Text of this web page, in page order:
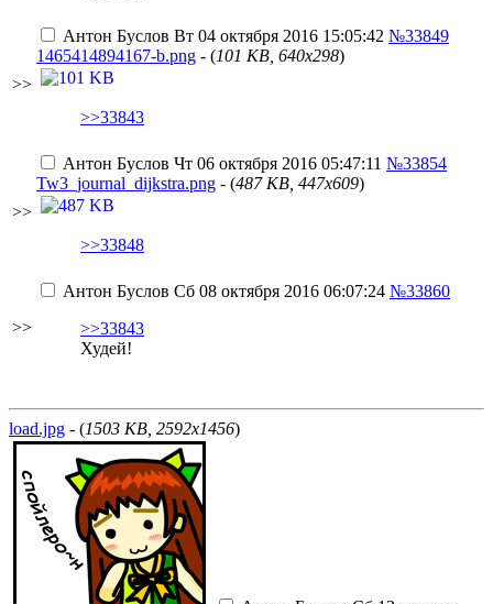
>>
Антон Буслов Вт 04 октября 2016 15:05:42 №33849
1465414894167-b.png - (101 KB, 640x298)
>>33843
>>
Антон Буслов Чт 06 октября 2016 05:47:11 №33854
Tw3_journal_dijkstra.png - (487 KB, 447x609)
>>33848
>>
Антон Буслов Сб 08 октября 2016 06:07:24 №33860
>>33843
Худей!
load.jpg - (1503 KB, 2592x1456)